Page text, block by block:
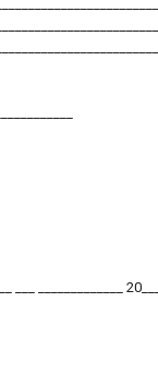
___ _____________